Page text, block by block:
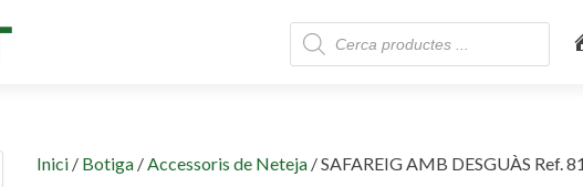
to
content
Products
search
Inici / Botiga /Accessoris de Neteja / SAFAREIG AMB DESGUÀS Ref.